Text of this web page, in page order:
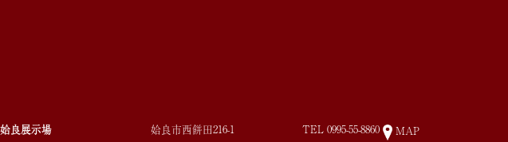
姶良展示場 姶良市西餅田216-1 TEL0995-55-8860 MAP